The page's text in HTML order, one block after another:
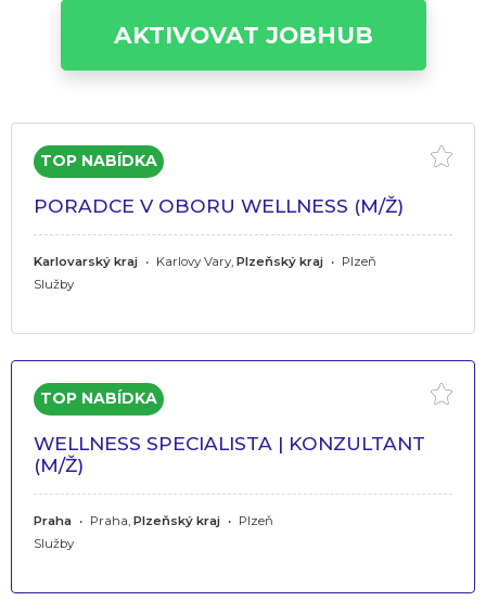
AKTIVOVAT JOBHUB
PORADCE V OBORU WELLNESS (M/Ž)
Karlovarský kraj • Karlovy Vary, Plzeňský kraj • Plzeň
Služby
WELLNESS SPECIALISTA | KONZULTANT
(M/Ž)
Praha • Praha, Plzeňský kraj • Plzeň
Služby